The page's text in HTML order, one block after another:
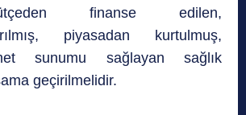
finanse edilen,
piyasadan kurtulmuş,
sunumu sağlayan sağlık
geçirilmelidir.